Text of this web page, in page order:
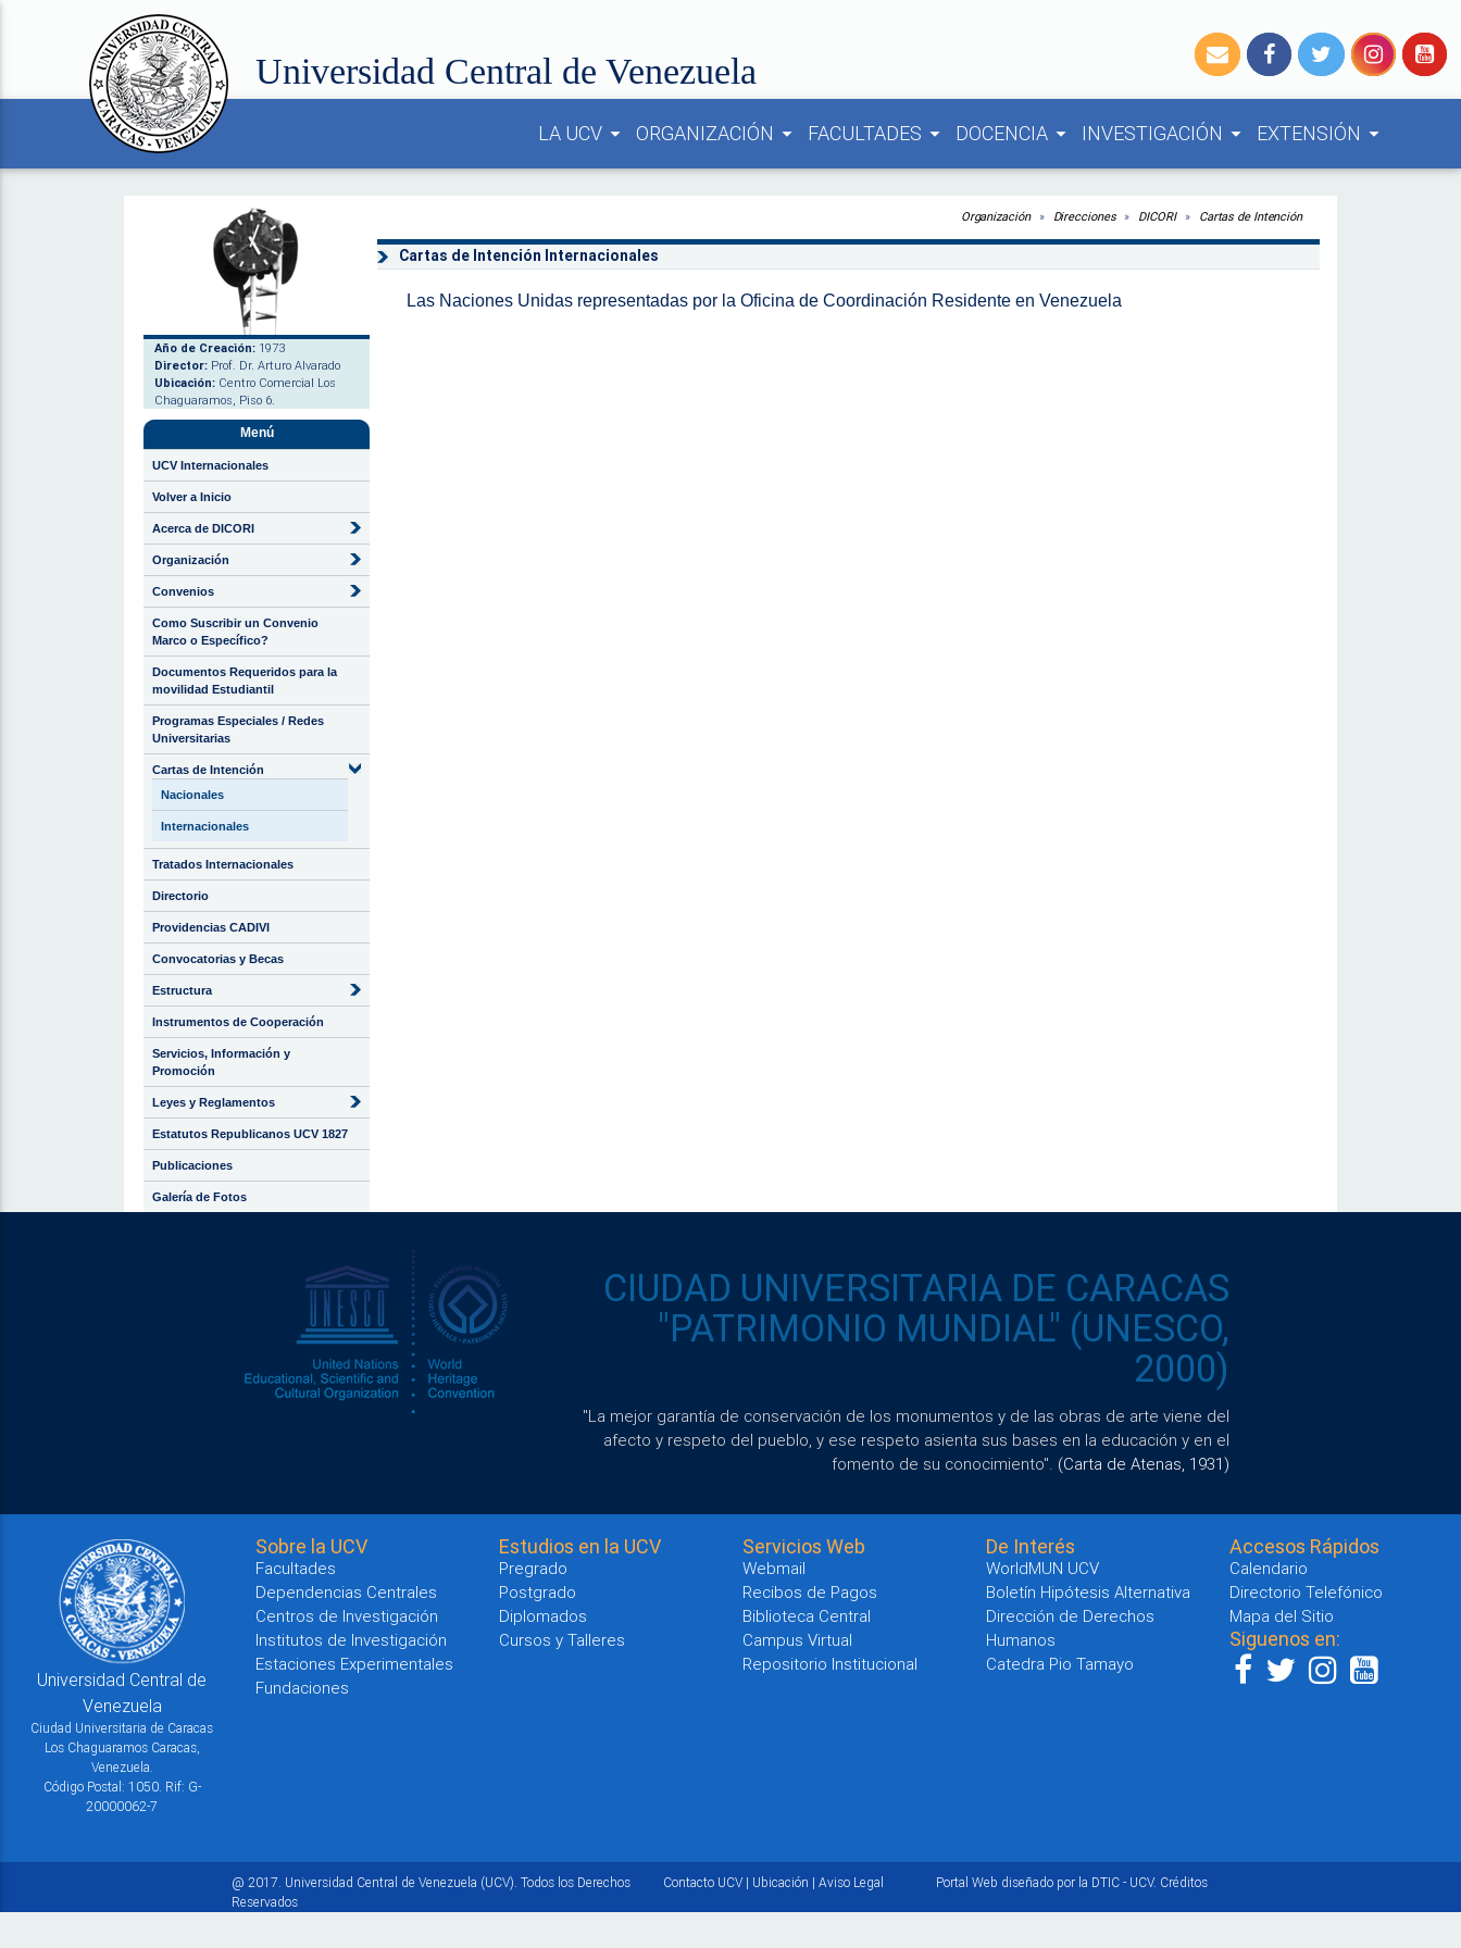
Universidad Central de Venezuela
LA UCV arrow_drop_down ORGANIZACIÓN arrow_drop_down FACULTADES arrow_drop_down DOCENCIA arrow_drop_down INVESTIGACIÓN arrow_drop_down EXTENSIÓN arrow_drop_down
Año de Creación: 1973
Director: Prof. Dr. Arturo Alvarado
Ubicación: Centro Comercial Los
Chaguaramos, Piso 6.
Menú
UCV Internacionales
Volver a Inicio
Acerca de DICORI
Organización
Convenios
Como Suscribir un Convenio
Marco o Específico?
Documentos Requeridos para la
movilidad Estudiantil
Programas Especiales / Redes
Universitarias
Cartas de Intención
Nacionales
Internacionales
Tratados Internacionales
Directorio
Providencias CADIVI
Convocatorias y Becas
Estructura
Instrumentos de Cooperación
Servicios, Información y
Promoción
Leyes y Reglamentos
Estatutos Republicanos UCV 1827
Publicaciones
Galería de Fotos
Organización Direcciones DICORI Cartas de Intención
Cartas de Intención Internacionales
Las Naciones Unidas representadas por la Oficina de Coordinación Residente en Venezuela
CIUDAD UNIVERSITARIA DE CARACAS
"PATRIMONIO MUNDIAL" (UNESCO,
2000)
"La mejor garantía de conservación de los monumentos y de las obras de arte viene del
afecto y respeto del pueblo, y ese respeto asienta sus bases en la educación y en el
fomento de su conocimiento". (Carta de Atenas, 1931)
Universidad Central de
Venezuela
Ciudad Universitaria de Caracas
Los Chaguaramos Caracas,
Venezuela.
Código Postal: 1050. Rif: G-
20000062-7
Sobre la UCV
Facultades
Dependencias Centrales
Centros de Investigación
Institutos de Investigación
Estaciones Experimentales
Fundaciones
Estudios en la UCV
Pregrado
Postgrado
Diplomados
Cursos y Talleres
Servicios Web
Webmail
Recibos de Pagos
Biblioteca Central
Campus Virtual
Repositorio Institucional
De Interés
WorldMUN UCV
Boletín Hipótesis Alternativa
Dirección de Derechos
Humanos
Catedra Pio Tamayo
Accesos Rápidos
Calendario
Directorio Telefónico
Mapa del Sitio
Siguenos en:
@ 2017. Universidad Central de Venezuela (UCV). Todos los Derechos
Reservados
Contacto UCV| Ubicación | Aviso Legal Portal Web diseñado por la DTIC - UCV. Créditos